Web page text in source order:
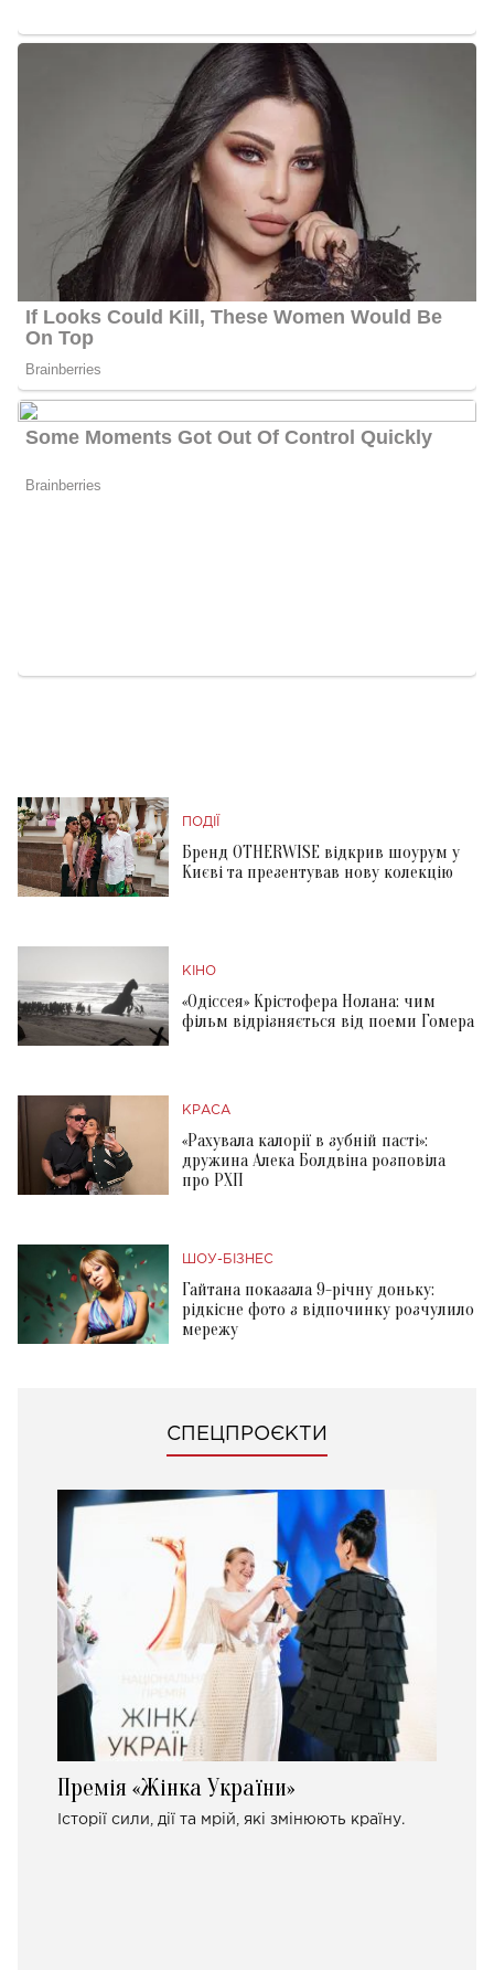
ПОДІЇ
Бренд OTHERWISE відкрив шоурум у
Києві та презентував нову колекцію
КІНО
«Одіссея» Крістофера Нолана: чим
фільм відрізняється від поеми Гомера
КРАСА
«Рахувала калорії в зубній пасті»:
дружина Алека Болдвіна розповіла
про РХП
ШОУ-БІЗНЕС
Гайтана показала 9-річну доньку:
рідкісне фото з відпочинку розчулило
мережу
СПЕЦПРОЄКТИ
Премія «Жінка України»
Історії сили, дії та мрій, які змінюють країну.